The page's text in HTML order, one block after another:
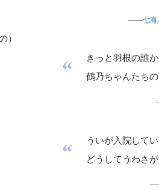
——七海
）
“
きっと羽根の誰
鶴乃ちゃんたちの
“
ういが入院して
どうしてうわさ